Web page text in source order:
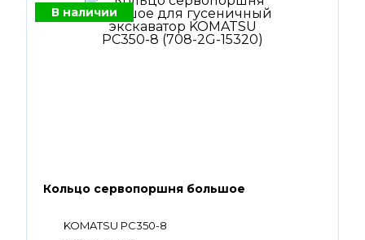
В наличии
Кольцо сервопоршня большое
KOMATSU PC350-8